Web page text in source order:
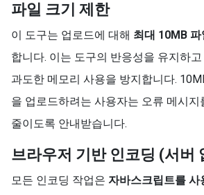
파일 크기 제한
이 도구는 업로드에 대해 최대 10MB
합니다. 이는 도구의 반응성을 유지하
과도한 메모리 사용을 방지합니다.
을 업로드하려는 사용자는 오류 메시지
줄이도록 안내받습니다.
브라우저 기반 인코딩 (서버
모든 인코딩 작업은 자바스크립트를 사